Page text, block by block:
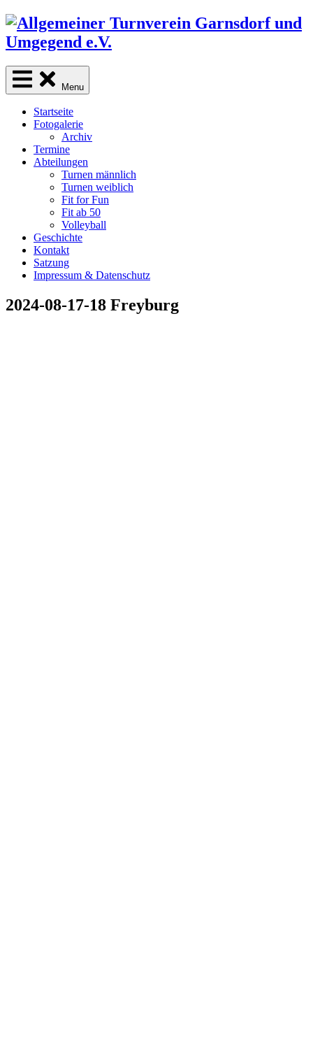
Skip
content
Menu
Startseite
Fotogalerie
Archiv
Termine
Abteilungen
Turnen männlich
Turnen weiblich
Fit for Fun
Fit ab 50
Volleyball
Geschichte
Kontakt
Satzung
Impressum & Datenschutz
2024-08-17-18 Freyburg